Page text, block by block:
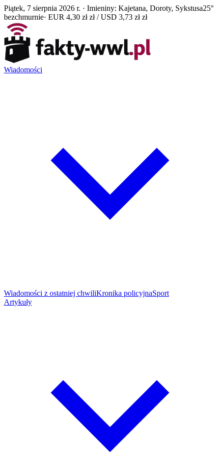
Piątek, 7 sierpnia 2026 r. · Imieniny: Kajetana, Doroty, Sykstusa25°
bezchmurnie· EUR 4,30 zł zł / USD 3,73 zł zł
Wiadomości
Wiadomości z ostatniej chwiliKronika policyjnaSport
Artykuły